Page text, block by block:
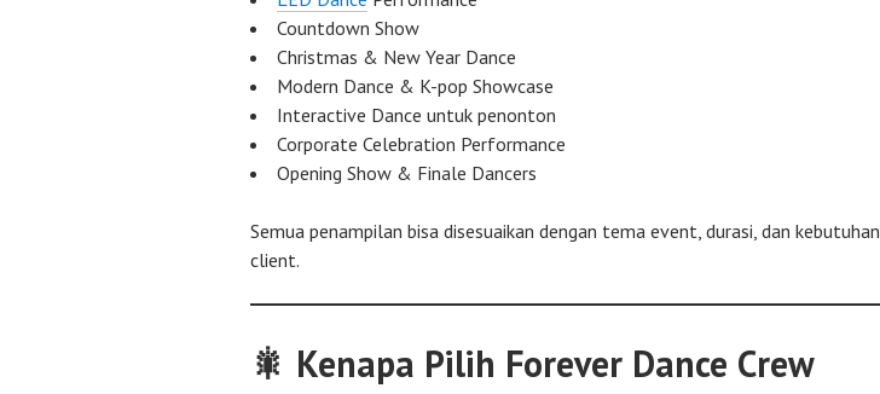
Countdown Show
Christmas & New Year Dance
Modern Dance & K-pop Showcase
Interactive Dance untuk penonton
Corporate Celebration Performance
Opening Show & Finale Dancers
Semua penampilan bisa disesuaikan dengan tema event, durasi, dan kebutuhan
client.
🎇 Kenapa Pilih Forever Dance Crew